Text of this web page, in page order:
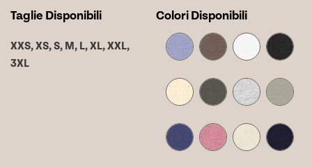
Taglie Disponibili
XXS,XS,S, M, L,XL,XXL,
3XL
Colori Disponibili